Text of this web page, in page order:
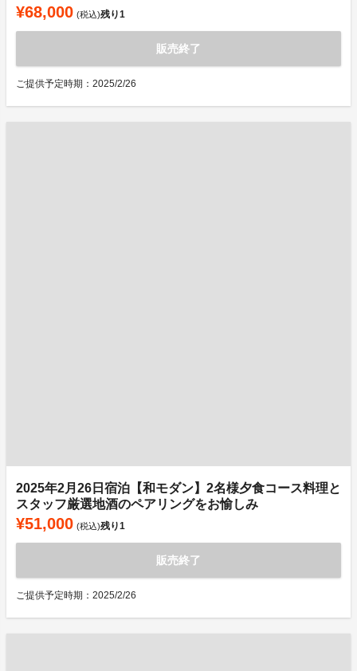
¥68,000 (税込)残り1
販売終了
ご提供予定時期：2025/2/26
2025年2月26日宿泊【和モダン】2名様夕食コース料理と
スタッフ厳選地酒のペアリングをお愉しみ
¥51,000 (税込)残り1
販売終了
ご提供予定時期：2025/2/26